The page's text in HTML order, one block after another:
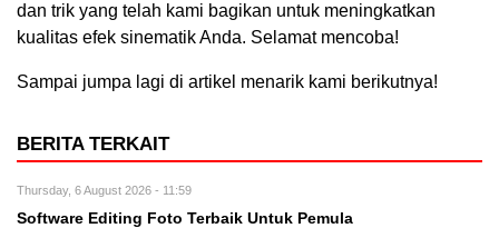
dan trik yang telah kami bagikan untuk meningkatkan
kualitas efek sinematik Anda. Selamat mencoba!
Sampai jumpa lagi di artikel menarik kami berikutnya!
BERITA TERKAIT
Thursday, 6 August 2026 - 11:59
Software Editing Foto Terbaik Untuk Pemula